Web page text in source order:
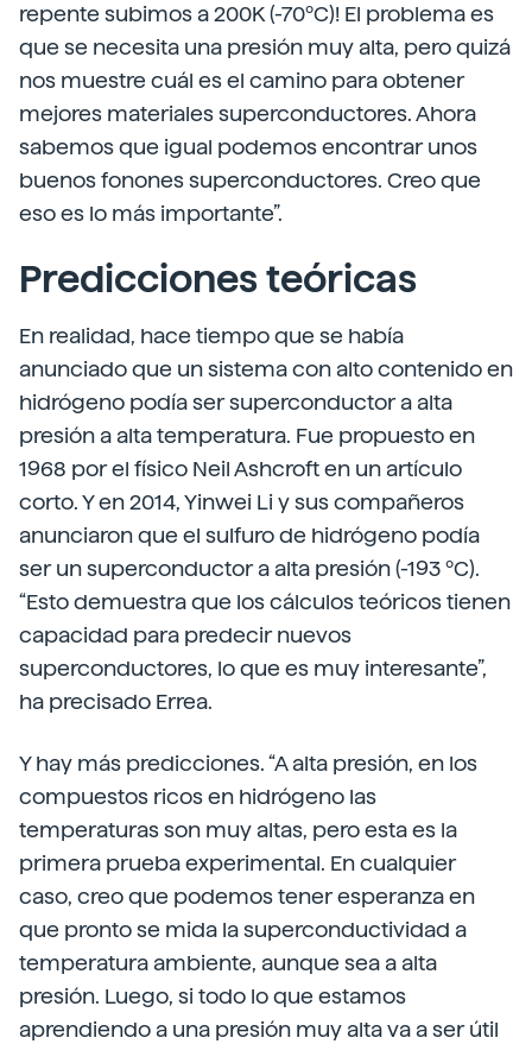
repente subimos a 200K (-70ºC)! El problema es
que se necesita una presión muy alta, pero quizá
nos muestre cuál es el camino para obtener
mejores materiales superconductores. Ahora
sabemos que igual podemos encontrar unos
buenos fonones superconductores. Creo que
eso es lo más importante”.
Predicciones teóricas
En realidad, hace tiempo que se había
anunciado que un sistema con alto contenido en
hidrógeno podía ser superconductor a alta
presión a alta temperatura. Fue propuesto en
1968 por el físico Neil Ashcroft en un artículo
corto. Y en 2014, Yinwei Li y sus compañeros
anunciaron que el sulfuro de hidrógeno podía
ser un superconductor a alta presión (-193 ºC).
“Esto demuestra que los cálculos teóricos tienen
capacidad para predecir nuevos
superconductores, lo que es muy interesante”,
ha precisado Errea.
Y hay más predicciones. “A alta presión, en los
compuestos ricos en hidrógeno las
temperaturas son muy altas, pero esta es la
primera prueba experimental. En cualquier
caso, creo que podemos tener esperanza en
que pronto se mida la superconductividad a
temperatura ambiente, aunque sea a alta
presión. Luego, si todo lo que estamos
aprendiendo a una presión muy alta va a ser útil